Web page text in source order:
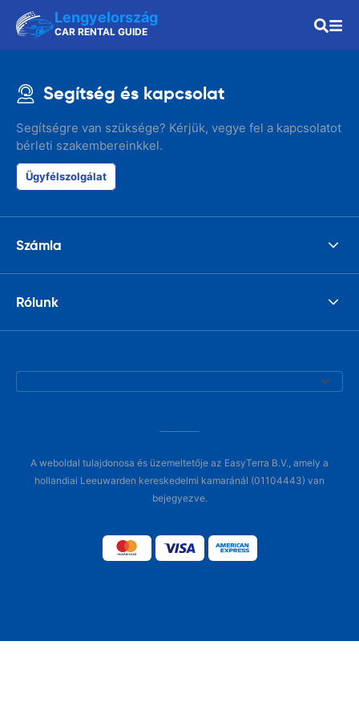
Lengyelország
CAR RENTAL GUIDE
Segítség és kapcsolat
Segítségre van szüksége? Kérjük, vegye fel a kapcsolatot
bérleti szakembereinkkel.
Ügyfélszolgálat
Számla
Rólunk
A weboldal tulajdonosa és üzemeltetője az EasyTerra B.V., amely a
hollandiai Leeuwarden kereskedelmi kamaránál (01104443) van
bejegyezve.